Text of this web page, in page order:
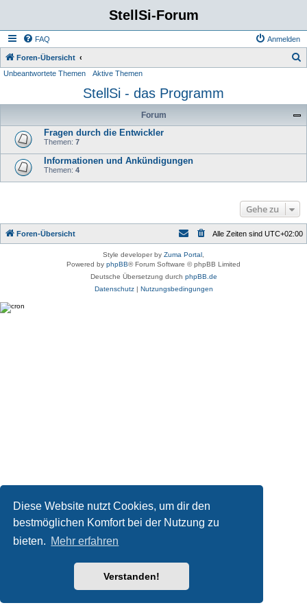
Diese Website nutzt Cookies, um dir den
bestmöglichen Komfort bei der Nutzung zu
bieten. Mehr erfahren
Verstanden!
StellSi-Forum
FAQ Anmelden
Foren-Übersicht
h
Unbeantwortete Themen Aktive Themen
StellSi - das Programm
Forum
Fragen durch die Entwickler
Themen: 7
Informationen und Ankündigungen
Themen: 4
Gehe zu
Foren-Übersicht Alle Zeiten sind UTC+02:00
Style developer by Zuma Portal
Powered by phpBB® Forum Software © phpBB Limited
Deutsche Übersetzung durch phpBB.de
Datenschutz| Nutzungsbedingungen